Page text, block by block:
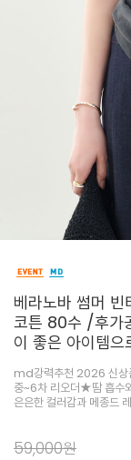
베라노바 썸머
코튼 80수 /후가
이 좋은 아이템
md강력추천 2026 신상
중~6차 리오더★땀 흡수
은은한 컬러감과 메종드
59,000원